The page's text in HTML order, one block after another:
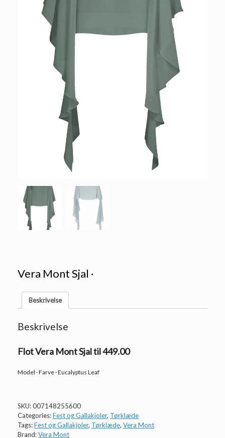
Vera Mont Sjal ·
Beskrivelse
Beskrivelse
Flot Vera Mont Sjal til 449.00
Model · Farve · Eucalyptus Leaf
SKU:007148255600
Categories:Fest og Gallakjoler, Tørklæde
Tags:Fest og Gallakjoler, Tørklæde, Vera Mont
Brand:Vera Mont